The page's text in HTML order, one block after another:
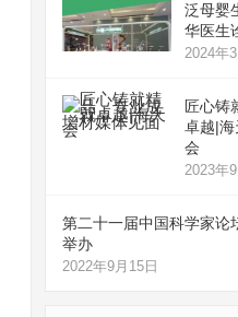
泛母婴
华医生
2024年
匠心铸
卓越|
会
2023年
第二十一届中国科学家论
举办
2022年9月15日